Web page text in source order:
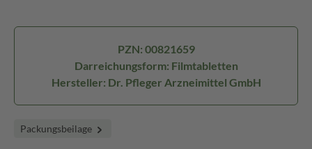
PZN: 00821659
Darreichungsform: Filmtabletten
Hersteller: Dr. Pfleger Arzneimittel GmbH
Packungsbeilage